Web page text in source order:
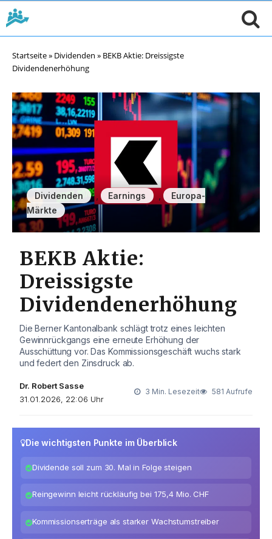
Startseite» Dividenden » BEKB Aktie: Dreissigste
Dividendenerhöhung
Dividenden Earnings ,
Europa-
Märkte
BEKB Aktie:
Dreissigste
Dividendenerhöhung
Die Berner Kantonalbank schlägt trotz eines leichten
Gewinnrückgangs eine erneute Erhöhung der
Ausschüttung vor. Das Kommissionsgeschäft wuchs stark
und federt den Zinsdruck ab.
Dr. Robert Sasse
31.01.2026, 22:06 Uhr
3 Min. Lesezeit 581 Aufrufe
Die wichtigsten Punkte im Überblick
Dividende soll zum 30. Mal in Folge steigen
Reingewinn leicht rückläufig bei 175,4 Mio. CHF
Kommissionserträge als starker Wachstumstreiber